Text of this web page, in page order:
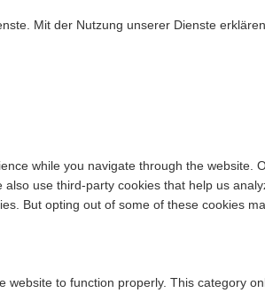
Mit der Nutzung unserer Dienste
while you navigate through the
use third-party cookies that help us
But opting out of some of these cookies
website to function properly. This category